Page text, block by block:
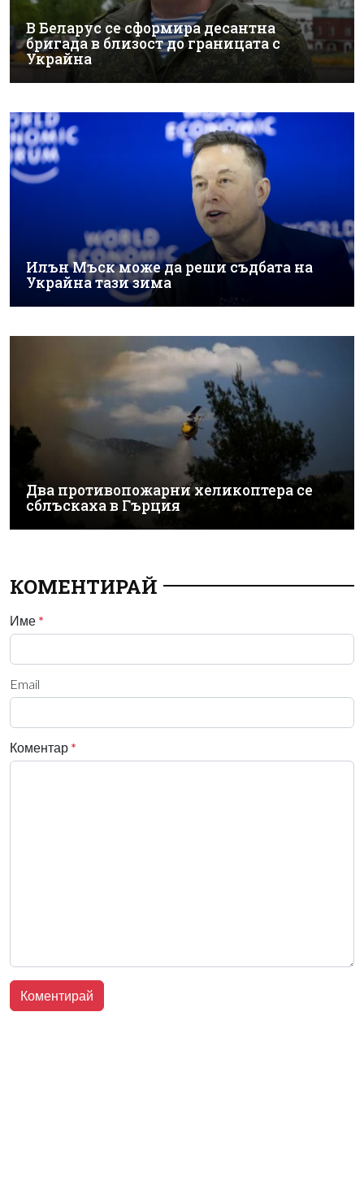
В Беларус се сформира десантна
бригада в близост до границата с
Украйна
Илън Мъск може да реши съдбата на
Украйна тази зима
Два противопожарни хеликоптера се
сблъскаха в Гърция
КОМЕНТИРАЙ
Име *
Email
Коментар *